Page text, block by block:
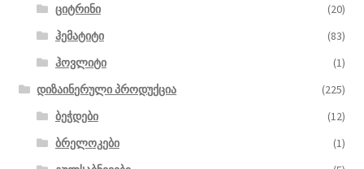
ციტრინი
(20)
ჰემატიტი
(83)
ჰოვლიტი
(1)
დიზაინერული პროდუქცია
(225)
ბეჭდები
(12)
ბრელოკები
(1)